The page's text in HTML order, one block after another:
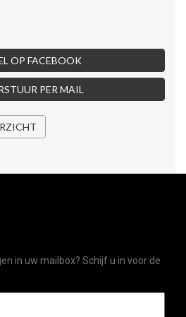
OP FACEBOOK
PER MAIL
in uw mailbox? Schijf u in voor de